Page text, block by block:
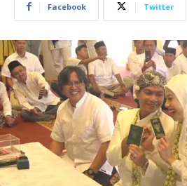
Facebook Twitter